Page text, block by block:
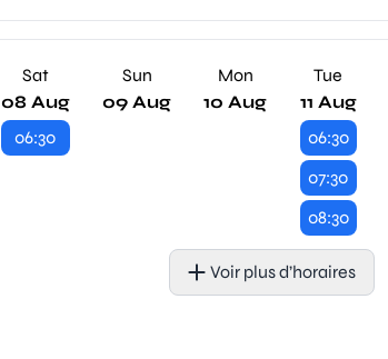
Sat
08 Aug
06:30
Sun
09 Aug
Mon
10 Aug
Tue
11 Aug
06:30
07:30
08:30
Voir plus d’horaires